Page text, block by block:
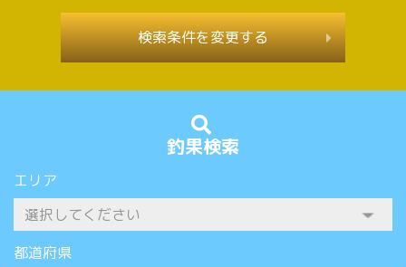
釣果検索
エリア
都道府県
検索条件を変更する